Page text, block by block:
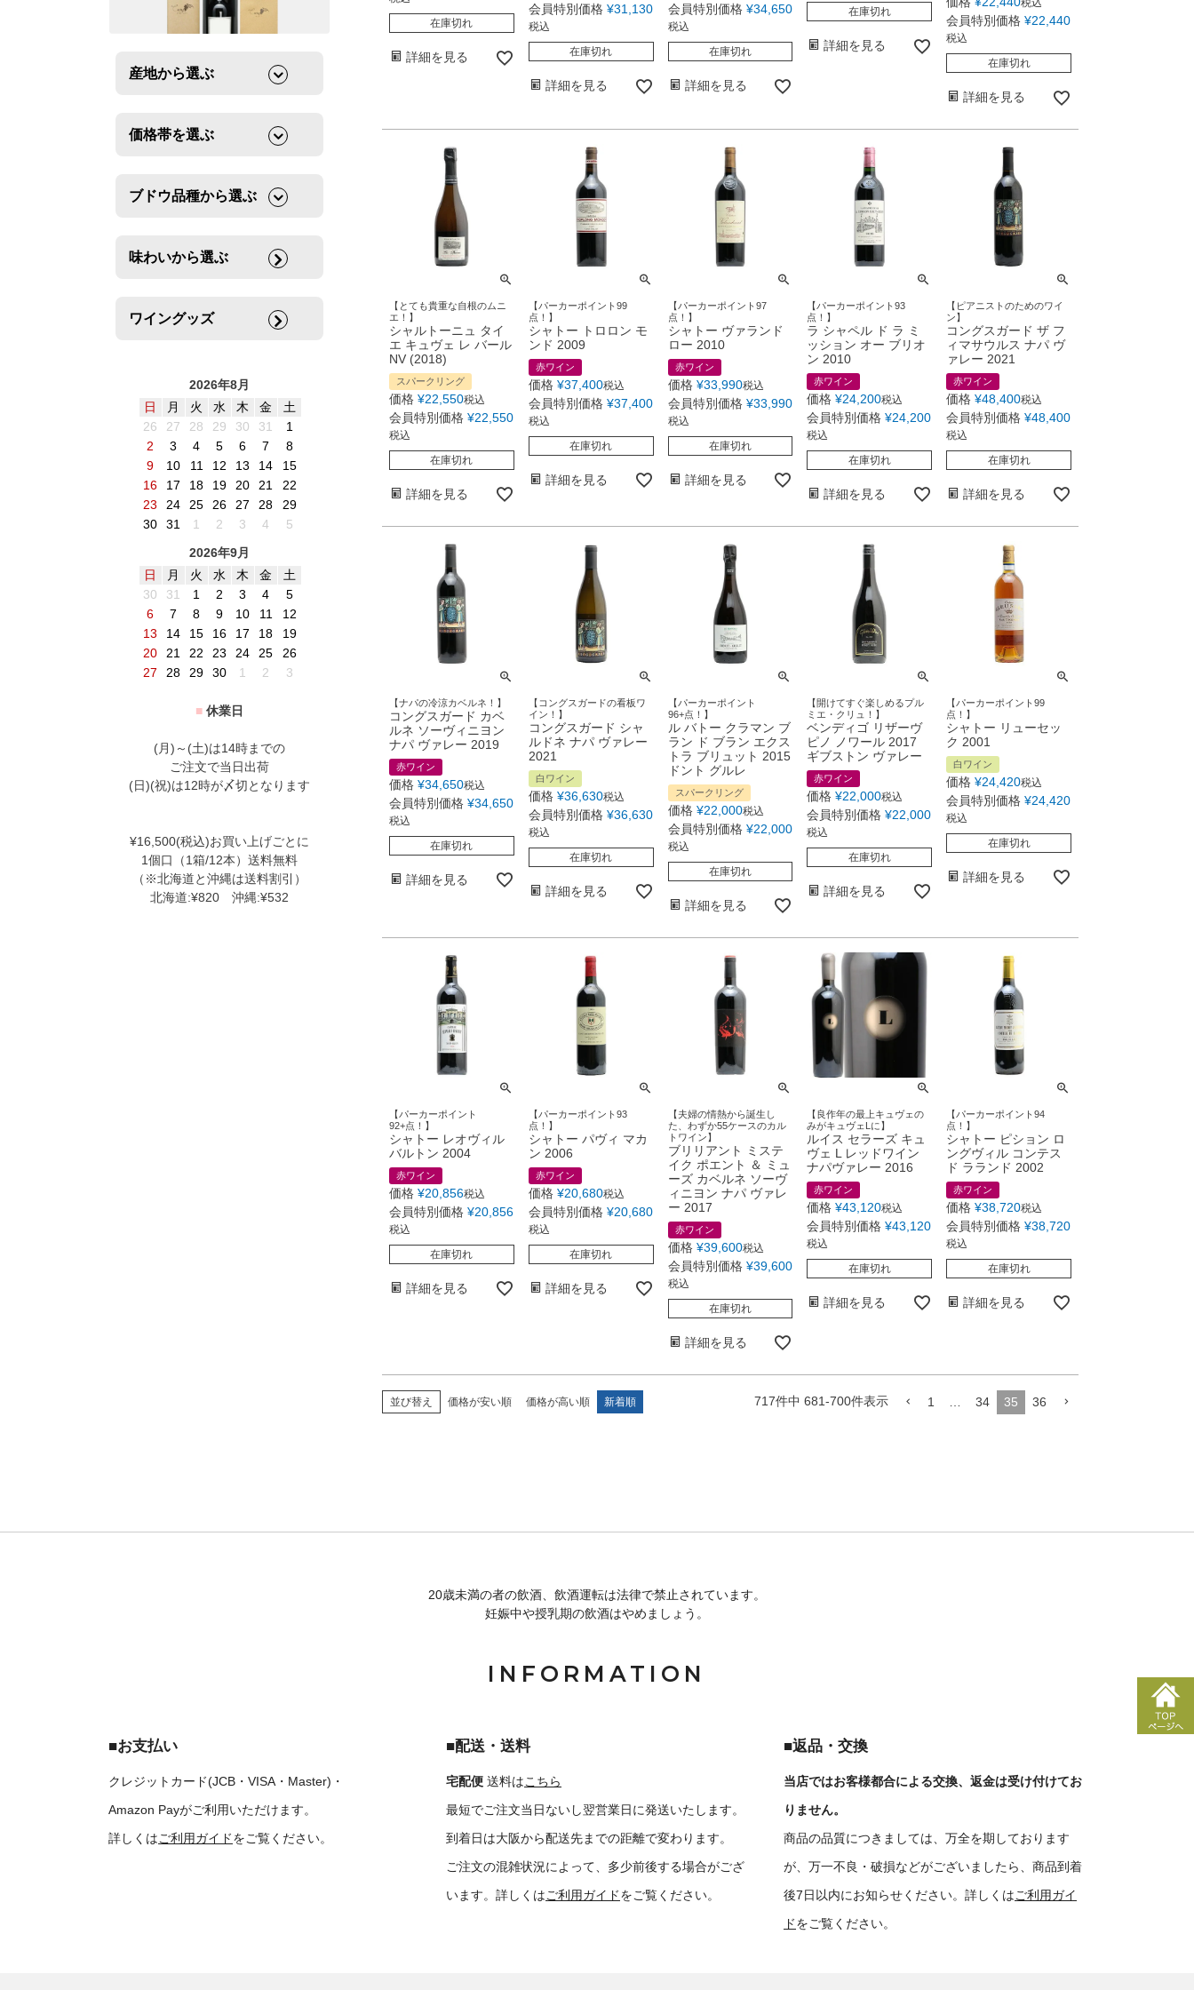
産地から選ぶ
価格帯を選ぶ
ブドウ品種から選ぶ
味わいから選ぶ
ワイングッズ
2026年8月
日
月 火 水 木 金
土
26
27 28 29 30 31
1
2
3 4 5 6 7
8
9
10 11 12 13 14
15
16
17 18 19 20 21
22
23
24 25 26 27 28
29
30
31 1 2 3 4
5
2026年9月
日
月 火 水 木 金
土
30
31 1 2 3 4
5
6
7 8 9 10 11
12
13
14 15 16 17 18
19
20
21 22 23 24 25
26
27
28 29 30 1 2 3
■ 休業日
(月)～(土)は14時までの
ご注文で当日出荷
(日)(祝)は12時が〆切となります
¥16,500(税込)お買い上げごとに
1個口（1箱/12本）送料無料
（※北海道と沖縄は送料割引）
北海道:¥820 沖縄:¥532
在庫切れ
詳細を見る
会員特別価格 ¥31,130
税込
在庫切れ
詳細を見る
会員特別価格 ¥34,650
税込
在庫切れ
詳細を見る
在庫切れ
詳細を見る
税込
会員特別価格 ¥22,440
税込
在庫切れ
詳細を見る
【とても貴重な自根のムニ
エ！】
シャルトーニュ タイ
エ キュヴェ レ バール
NV (2018)
スパークリング
価格 ¥22,550税込
会員特別価格 ¥22,550
税込
在庫切れ
詳細を見る
【パーカーポイント99
点！】
シャトー トロロン モ
ンド 2009
赤ワイン
価格 ¥37,400税込
会員特別価格 ¥37,400
税込
在庫切れ
詳細を見る
【パーカーポイント97
点！】
シャトー ヴァランド
ロー 2010
赤ワイン
価格 ¥33,990税込
会員特別価格 ¥33,990
税込
在庫切れ
詳細を見る
【パーカーポイント93
点！】
ラ シャペル ド ラ ミ
ッション オー ブリオ
ン 2010
赤ワイン
価格 ¥24,200税込
会員特別価格 ¥24,200
税込
在庫切れ
詳細を見る
【ピアニストのためのワイ
ン】
コングスガード ザ フ
ィマサウルス ナパ ヴ
ァレー 2021
赤ワイン
価格 ¥48,400税込
会員特別価格 ¥48,400
税込
在庫切れ
詳細を見る
【ナパの冷涼カベルネ！】
コングスガード カベ
ルネ ソーヴィニヨン
ナパ ヴァレー 2019
赤ワイン
価格 ¥34,650税込
会員特別価格 ¥34,650
税込
在庫切れ
詳細を見る
【コングスガードの看板ワ
イン！】
コングスガード シャ
ルドネ ナパ ヴァレー
2021
白ワイン
価格 ¥36,630税込
会員特別価格 ¥36,630
税込
在庫切れ
詳細を見る
【パーカーポイント
96+点！】
ル バトー クラマン ブ
ラン ド ブラン エクス
トラ ブリュット 2015
ドント グルレ
スパークリング
価格 ¥22,000税込
会員特別価格 ¥22,000
税込
在庫切れ
詳細を見る
【開けてすぐ楽しめるプル
ミエ・クリュ！】
ベンディゴ リザーヴ
ピノ ノワール 2017
ギブストン ヴァレー
赤ワイン
価格 ¥22,000税込
会員特別価格 ¥22,000
税込
在庫切れ
詳細を見る
【パーカーポイント99
点！】
シャトー リューセッ
ク 2001
白ワイン
価格 ¥24,420税込
会員特別価格 ¥24,420
税込
在庫切れ
詳細を見る
【パーカーポイント
92+点！】
シャトー レオヴィル
バルトン 2004
赤ワイン
価格 ¥20,856税込
会員特別価格 ¥20,856
税込
在庫切れ
詳細を見る
【パーカーポイント93
点！】
シャトー パヴィ マカ
ン 2006
赤ワイン
価格 ¥20,680税込
会員特別価格 ¥20,680
税込
在庫切れ
詳細を見る
【夫婦の情熱から誕生し
た、わずか55ケースのカル
トワイン】
ブリリアント ミステ
イク ポエント ＆ ミュ
ーズ カベルネ ソーヴ
ィニヨン ナパ ヴァレ
ー 2017
赤ワイン
価格 ¥39,600税込
会員特別価格 ¥39,600
税込
在庫切れ
詳細を見る
【良作年の最上キュヴェの
みがキュヴェLに】
ルイス セラーズ キュ
ヴェ L レッドワイン
ナパヴァレー 2016
赤ワイン
価格 ¥43,120税込
会員特別価格 ¥43,120
税込
在庫切れ
詳細を見る
【パーカーポイント94
点！】
シャトー ピション ロ
ングヴィル コンテス
ド ラランド 2002
赤ワイン
価格 ¥38,720税込
会員特別価格 ¥38,720
税込
在庫切れ
詳細を見る
並び替え 価格が安い順 価格が高い順 新着順 717件中 681-700件表示 1 34 35 36
20歳未満の者の飲酒、飲酒運転は法律で禁止されています。
妊娠中や授乳期の飲酒はやめましょう。
INFORMATION
■お支払い
クレジットカード(JCB・VISA・Master)・
Amazon Payがご利用いただけます。
詳しくはご利用ガイドをご覧ください。
■配送・送料
宅配便 送料はこちら
最短でご注文当日ないし翌営業日に発送いたします。
到着日は大阪から配送先までの距離で変わります。
ご注文の混雑状況によって、多少前後する場合がござ
います。詳しくはご利用ガイドをご覧ください。
■返品・交換
当店ではお客様都合による交換、返金は受け付けてお
りません。
商品の品質につきましては、万全を期しております
が、万一不良・破損などがございましたら、商品到着
後7日以内にお知らせください。詳しくはご利用ガイ
ドをご覧ください。